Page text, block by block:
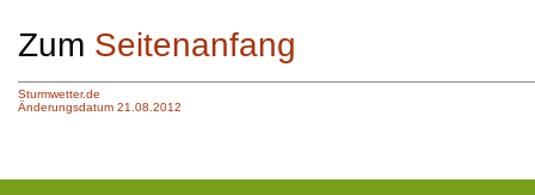
Zum Seitenanfang
Sturmwetter.de
Änderungsdatum 21.08.2012